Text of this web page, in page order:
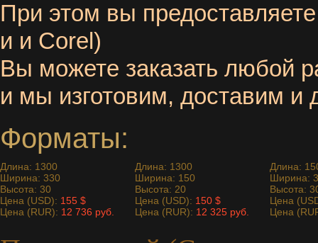
При этом вы
и и Corel)
Вы можете заказать любой
и мы изготовим, доставим и
Форматы:
Длина: 1300
Ширина: 330
Высота: 30
Цена (USD): 155 $
Цена (RUR): 12 736 руб.
Длина: 1300
Ширина: 150
Высота: 20
Цена (USD): 150 $
Цена (RUR): 12 325 руб.
Длина:
Ширина:
Высота:
Цена
Цена